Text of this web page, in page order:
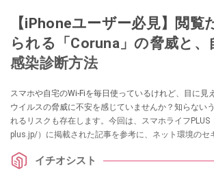
【iPhoneユーザー必見】閲覧
られる「Coruna」の脅威と、
感染診断方法
スマホや自宅のWi-Fiを毎日使っているけれど、目に見
ウイルスの脅威に不安を感じていませんか？知らない
れるリスクも存在します。今回は、スマホライフ
plus.jp/）に掲載された記事を参考に、ネット環境のセ
イチオシスト